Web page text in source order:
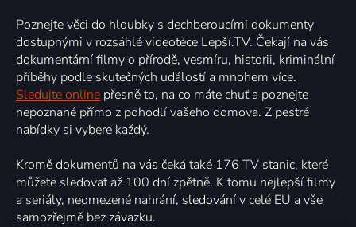
Poznejte věci do hloubky s dechberoucími dokumenty
dostupnými v rozsáhlé videotéce Lepší.TV. Čekají na vás
dokumentární filmy o přírodě, vesmíru, historii, kriminální
příběhy podle skutečných událostí a mnohem více.
Sledujte online přesně to, na co máte chuť a poznejte
nepoznané přímo z pohodlí vašeho domova. Z pestré
nabídky si vybere každý.
Kromě dokumentů na vás čeká také 176 TV stanic, které
můžete sledovat až 100 dní zpětně. K tomu nejlepší filmy
a seriály, neomezené nahrání, sledování v celé EU a vše
samozřejmě bez závazku.